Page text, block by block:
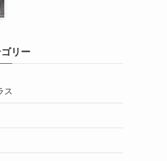
リー
ス